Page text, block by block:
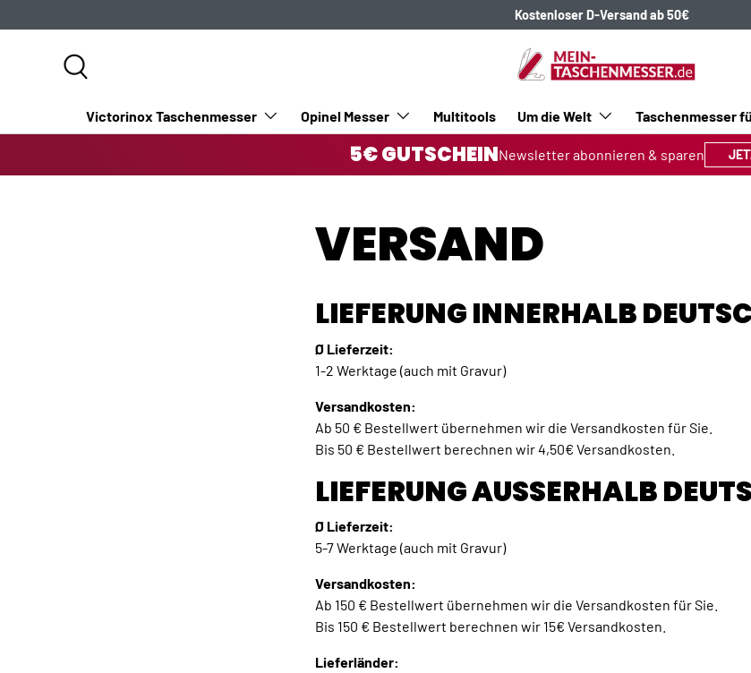
DIREKT ZUM INHALT
Kostenloser D-Versand ab 50€
Victorinox Taschenmesser Opinel Messer Multitools Um die Welt Taschenmesser
5€ GUTSCHEINNewsletter abonnieren & sparen
VERSAND
LIEFERUNG INNERHALB
Ø Lieferzeit:
1-2 Werktage (auch mit Gravur)
Versandkosten:
Ab 50 € Bestellwert übernehmen wir die Versandkosten für Sie.
Bis 50 € Bestellwert berechnen wir 4,50€ Versandkosten.
LIEFERUNG AUSSERHALB
Ø Lieferzeit:
5-7 Werktage (auch mit Gravur)
Versandkosten:
Ab 150 € Bestellwert übernehmen wir die Versandkosten für Sie.
Bis 150 € Bestellwert berechnen wir 15€ Versandkosten.
Lieferländer: